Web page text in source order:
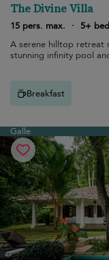
The Divine Villa
15 pers. max.
· 5+
A serene hilltop retreat
stunning infinity pool
Breakfast
Galle